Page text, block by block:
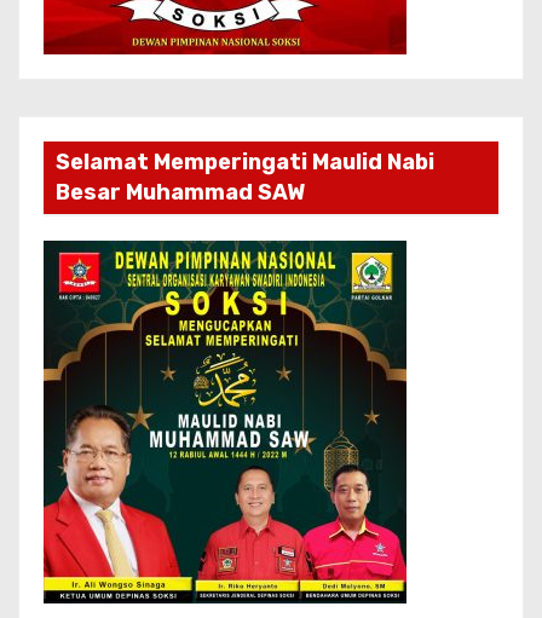
Selamat Memperingati Maulid Nabi
Besar Muhammad SAW